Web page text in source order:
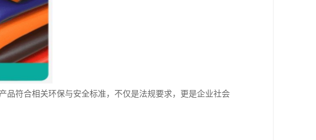
品符合相关环保与安全标准，不仅是法规要求，更是企业社会